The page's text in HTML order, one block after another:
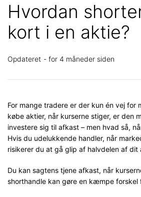
Hvordan
kort i en aktie?
Opdateret for 4 måneder siden
For mange tradere er der kun én vej for
købe aktier, når kurserne stiger, er den
investere sig til afkast – men hvad så,
Hvis du udelukkende handler, når
risikerer du at gå glip af halvdelen af dit
Du kan sagtens tjene afkast, når
shorthandle kan gøre en kæmpe forskel